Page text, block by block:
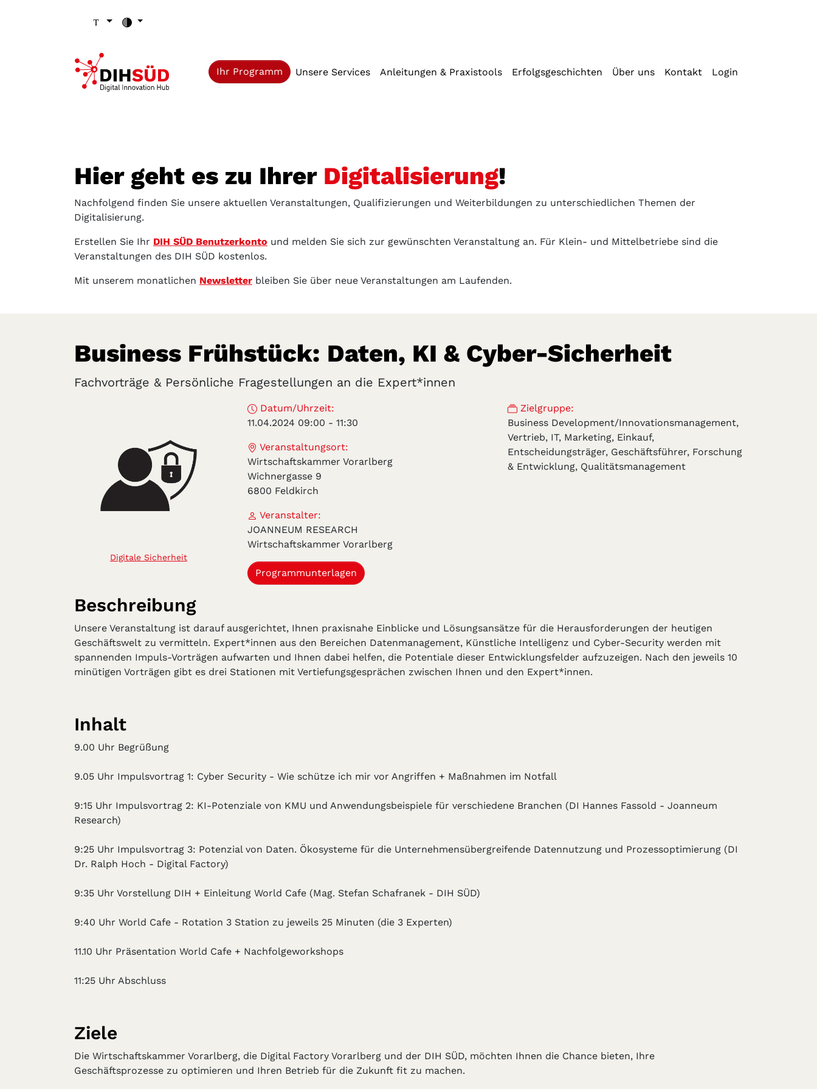
Ihr Programm (current)
Unsere Services Anleitungen & Praxistools Erfolgsgeschichten Über uns Kontakt Login
Hier geht es zu Ihrer Digitalisierung!
Nachfolgend finden Sie unsere aktuellen Veranstaltungen, Qualifizierungen und Weiterbildungen zu unterschiedlichen Themen der
Digitalisierung.
Erstellen Sie Ihr DIH SÜD Benutzerkonto und melden Sie sich zur gewünschten Veranstaltung an. Für Klein- und Mittelbetriebe sind die
Veranstaltungen des DIH SÜD kostenlos.
Mit unserem monatlichen Newsletter bleiben Sie über neue Veranstaltungen am Laufenden.
Business Frühstück: Daten, KI & Cyber-Sicherheit
Fachvorträge & Persönliche Fragestellungen an die Expert*innen
Digitale Sicherheit
Datum/Uhrzeit:
11.04.2024 09:00 - 11:30
Veranstaltungsort:
Wirtschaftskammer Vorarlberg
Wichnergasse 9
6800 Feldkirch
Veranstalter:
JOANNEUM RESEARCH
Wirtschaftskammer Vorarlberg
Zielgruppe:
Business Development/Innovationsmanagement,
Vertrieb, IT, Marketing, Einkauf,
Entscheidungsträger, Geschäftsführer, Forschung
& Entwicklung, Qualitätsmanagement
Programmunterlagen
Beschreibung
Unsere Veranstaltung ist darauf ausgerichtet, Ihnen praxisnahe Einblicke und Lösungsansätze für die Herausforderungen der heutigen
Geschäftswelt zu vermitteln. Expert*innen aus den Bereichen Datenmanagement, Künstliche Intelligenz und Cyber-Security werden mit
spannenden Impuls-Vorträgen aufwarten und Ihnen dabei helfen, die Potentiale dieser Entwicklungsfelder aufzuzeigen. Nach den jeweils 10
minütigen Vorträgen gibt es drei Stationen mit Vertiefungsgesprächen zwischen Ihnen und den Expert*innen.
Inhalt
9.00 Uhr Begrüßung
9.05 Uhr Impulsvortrag 1: Cyber Security - Wie schütze ich mir vor Angriffen + Maßnahmen im Notfall
9:15 Uhr Impulsvortrag 2: KI-Potenziale von KMU und Anwendungsbeispiele für verschiedene Branchen (DI Hannes Fassold - Joanneum
Research)
9:25 Uhr Impulsvortrag 3: Potenzial von Daten. Ökosysteme für die Unternehmensübergreifende Datennutzung und Prozessoptimierung (DI
Dr. Ralph Hoch - Digital Factory)
9:35 Uhr Vorstellung DIH + Einleitung World Cafe (Mag. Stefan Schafranek - DIH SÜD)
9:40 Uhr World Cafe - Rotation 3 Station zu jeweils 25 Minuten (die 3 Experten)
11.10 Uhr Präsentation World Cafe + Nachfolgeworkshops
11:25 Uhr Abschluss
Ziele
Die Wirtschaftskammer Vorarlberg, die Digital Factory Vorarlberg und der DIH SÜD, möchten Ihnen die Chance bieten, Ihre
Geschäftsprozesse zu optimieren und Ihren Betrieb für die Zukunft fit zu machen.